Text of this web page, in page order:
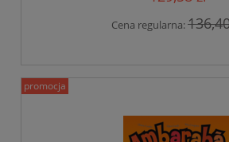
Cena regularna:
promocja